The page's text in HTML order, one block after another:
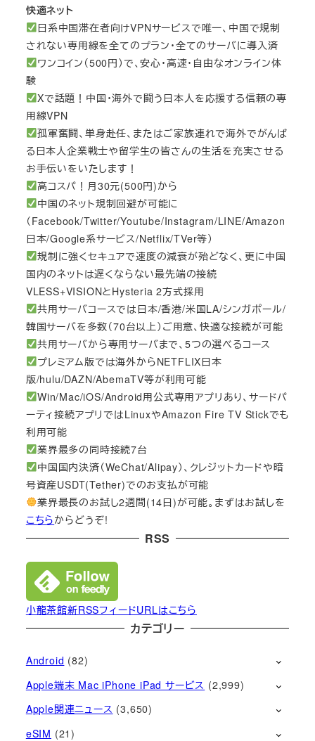
快適ネット
日系中国滞在者向けVPNサービスで唯一、中国で規制
されない専用線を全てのプラン・全てのサーバに導入済
ワンコイン（500円）で、安心・高速・自由なオンライン体
験
Xで話題！中国・海外で闘う日本人を応援する信頼の専
用線VPN
孤軍奮闘、単身赴任、またはご家族連れで海外でがんば
る日本人企業戦士や留学生の皆さんの生活を充実させる
お手伝いをいたします！
高コスパ！月30元(500円)から
中国のネット規制回避が可能に
（Facebook/Twitter/Youtube/Instagram/LINE/Amazon
日本/Google系サービス/Netflix/TVer等）
規制に強くセキュアで速度の減衰が殆どなく、更に中国
国内のネットは遅くならない最先端の接続
VLESS+VISIONとHysteria 2方式採用
共用サーバコースでは日本/香港/米国LA/シンガポール/
韓国サーバを多数（70台以上）ご用意、快適な接続が可能
共用サーバから専用サーバまで、5つの選べるコース
プレミアム版では海外からNETFLIX日本
版/hulu/DAZN/AbemaTV等が利用可能
Win/Mac/iOS/Android用公式専用アプリあり、サードパ
ーティ接続アプリではLinuxやAmazon Fire TV Stickでも
利用可能
業界最多の同時接続7台
中国国内決済（WeChat/Alipay）、クレジットカードや暗
号資産USDT(Tether)でのお支払が可能
業界最長のお試し2週間(14日)が可能。まずはお試しを
こちらからどうぞ!
RSS
小龍茶館新RSSフィードURLはこちら
カテゴリー
Android (82)
Apple端末 Mac iPhone iPad サービス (2,999)
Apple関連ニュース (3,650)
eSIM (21)